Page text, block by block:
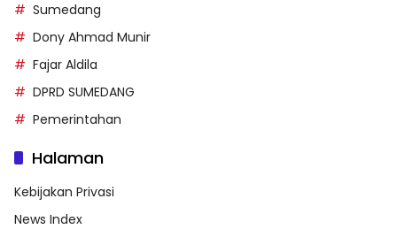
Sumedang
Dony Ahmad Munir
Fajar Aldila
DPRD SUMEDANG
Pemerintahan
Halaman
Kebijakan Privasi
News Index